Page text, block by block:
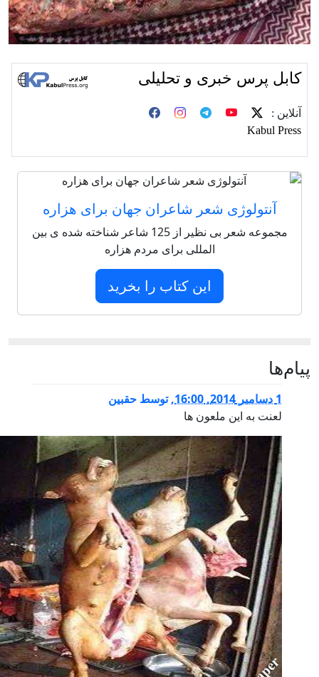
خبری و تحلیلی
شعر شاعران جهان برای هزاره
مجموعه شعر بی نظیر از 125 شاعر شناخته شده ی بین
المللی برای مردم هزاره
این کتاب را بخرید
,توسطحقبین
ملعون ها